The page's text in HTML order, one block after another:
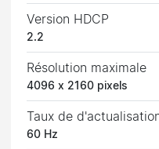
Version HDCP
2.2
Résolution maximale
4096 x 2160 pixels
Taux de
60 Hz